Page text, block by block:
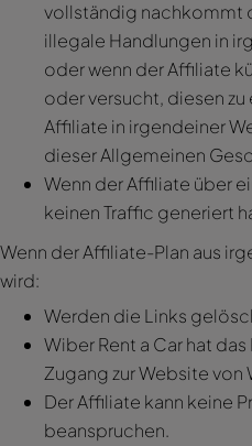
vollständig nachkommt
illegale Handlungen in
oder wenn der Affiliate
oder versucht, diesen
Affiliate in irgendeiner
dieser Allgemeinen
Wenn der Affiliate über
keinen Traffic generiert
Wenn der Affiliate-Plan aus
wird:
Werden die Links
Wiber Rent a Car hat
Zugang zur Website von
Der Affiliate kann keine
beanspruchen.